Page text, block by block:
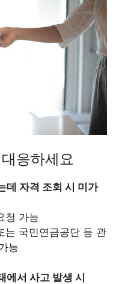
응하세요
데 자격 조회 시 미가
청 가능
는 국민연금공단 등 관
능
에서 사고 발생 시